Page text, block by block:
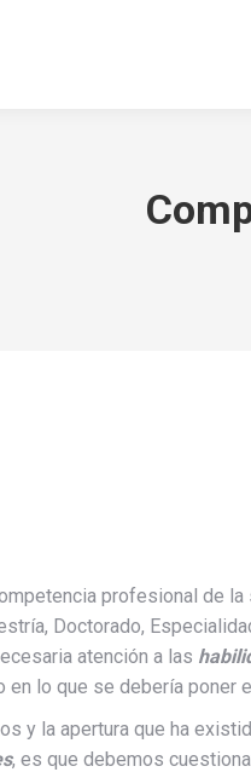
profesional de
Doctorado,
atención a las
en lo que se debería poner
y la apertura que ha
, es que debemos